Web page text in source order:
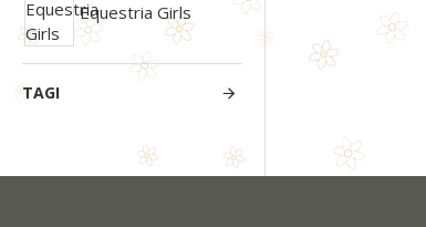
Equestria Girls
TAGI